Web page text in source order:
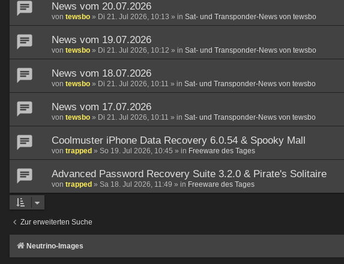
News vom 20.07.2026
von tewsbo » Di 21. Jul 2026, 10:13 » in Sat- und Transponder-News von tewsbo
News vom 19.07.2026
von tewsbo » Di 21. Jul 2026, 10:12 » in Sat- und Transponder-News von tewsbo
News vom 18.07.2026
von tewsbo » Di 21. Jul 2026, 10:11 » in Sat- und Transponder-News von tewsbo
News vom 17.07.2026
von tewsbo » Di 21. Jul 2026, 10:11 » in Sat- und Transponder-News von tewsbo
Coolmuster iPhone Data Recovery 6.0.54 & Spooky Mall
von trapped » So 19. Jul 2026, 10:45 » in Freeware des Tages
Advanced Password Recovery Suite 3.2.0 & Pirate's Solitaire
von trapped » Sa 18. Jul 2026, 11:49 » in Freeware des Tages
Zur erweiterten Suche
Neutrino-Images